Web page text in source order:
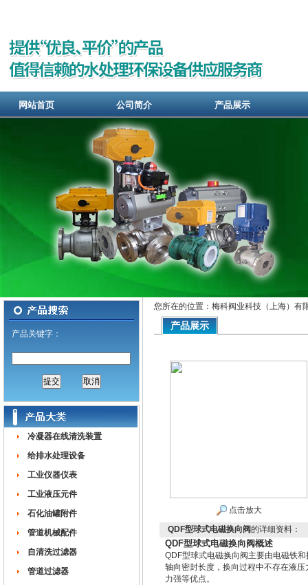
网站首页 公司简介 产品展示
产品关键字：
冷凝器在线清洗装置
给排水处理设备
工业仪器仪表
工业液压元件
石化油罐附件
管道机械配件
自清洗过滤器
管道过滤器
您所在的位置：梅科阀业科技（上海）有
产品展示
点击放大
QDF型球式电磁换向阀的详细资料：
QDF型球式电磁换向阀概述
QDF型球式电磁换向阀主要由电磁铁
轴向密封长度，换向过程中不存在液
力强等优点。